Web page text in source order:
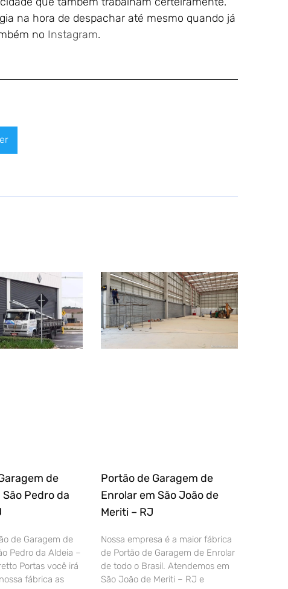
na hora de despachar até mesmo quando já
no Instagram.
de
Pedro da
de Garagem de
Pedro da Aldeia –
Portas você irá
fábrica as
Portão de Garagem de
Enrolar em São João de
Meriti – RJ
Nossa empresa é a maior fábrica
de Portão de Garagem de Enrolar
de todo o Brasil. Atendemos em
São João de Meriti – RJ e